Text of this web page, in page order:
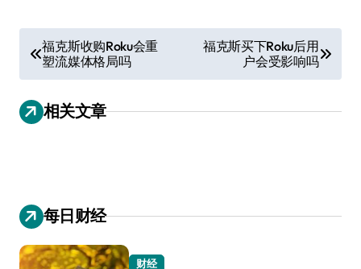
章
导
航
福克斯收购Roku会重
塑流媒体格局吗
福克斯买下Roku后用
户会受影响吗
相关文章
每日财经
财经